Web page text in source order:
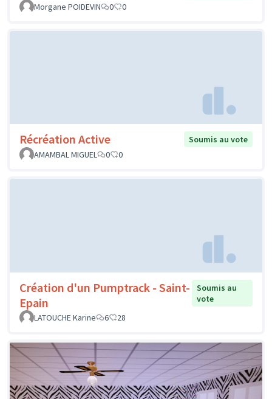
Morgane POIDEVIN
0 0
Récréation Active
Soumis au vote
AMAMBAL MIGUEL
0 0
Création d'un Pumptrack - Saint-
Epain
Soumis au
vote
LATOUCHE Karine
6 28